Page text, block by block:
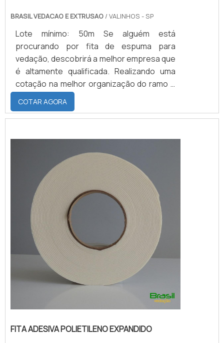
BRASIL VEDACAO E EXTRUSAO / VALINHOS - SP
Lote mínimo: 50m Se alguém está
procurando por fita de espuma para
vedação, descobrirá a melhor empresa que
é altamente qualificada. Realizando uma
cotação na melhor organização do ramo e
descobrindo a maior referência de
qualidade da área de atuação.MAIS SOBRE
FITA DE ESPUMA PARA VEDAÇÃOQuem
encontrar o site da Brasil Vedação. É
possível encontrar borrachas fabri...
COTAR AGORA
FITA ADESIVA POLIETILENO EXPANDIDO